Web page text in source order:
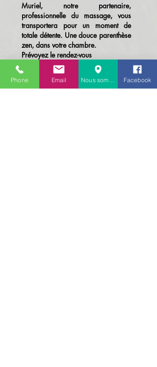
Muriel, notre partenaire,
professionnelle du massage, vous
transportera pour un moment de
totale détente. Une douce parenthèse
zen, dans votre chambre.
Prévoyez le rendez-vous
simultanément avec la réservation de
votre chambre
Contacter Muriel au
Phone Email Facebook